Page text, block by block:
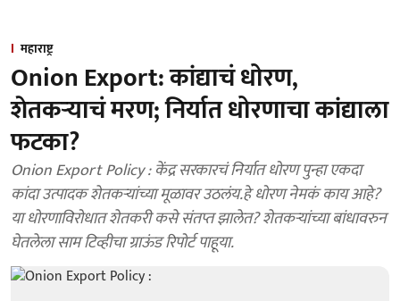
महाराष्ट्र
Onion Export: कांद्याचं धोरण,
शेतकऱ्याचं मरण; निर्यात धोरणाचा कांद्याला
फटका?
Onion Export Policy : केंद्र सरकारचं निर्यात धोरण पुन्हा एकदा
कांदा उत्पादक शेतकऱ्यांच्या मूळावर उठलंय.हे धोरण नेमकं काय आहे?
या धोरणाविरोधात शेतकरी कसे संतप्त झालेत? शेतकऱ्यांच्या बांधावरुन
घेतलेला साम टिव्हीचा ग्राऊंड रिपोर्ट पाहूया.